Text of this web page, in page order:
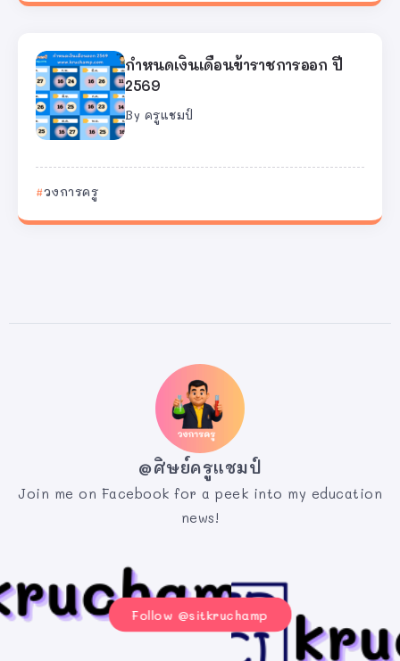
กำหนดเงินเดือนข้าราชการออก ปี
2569
By ครูแชมป์
วงการครู
@ศิษย์ครูแชมป์
Join me on Facebook for a peek into my education
news!
Follow @sitkruchamp